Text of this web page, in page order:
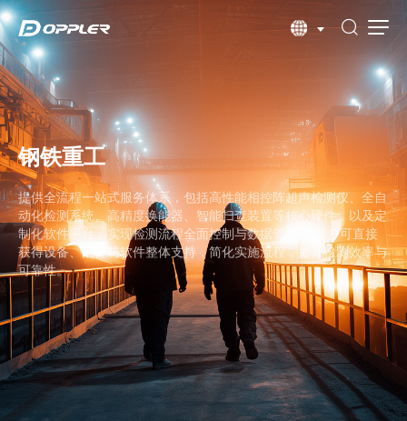
钢铁重工
提供全流程一站式服务体系，包括高性能相控阵超声检测仪、全自
动化检测系统、高精度换能器、智能扫查装置等核心硬件，以及定
制化软件平台，实现检测流程全面控制与数据管理。 客户可直接
获得设备、配件与软件整体支持，简化实施流程，提升检测效率与
可靠性。